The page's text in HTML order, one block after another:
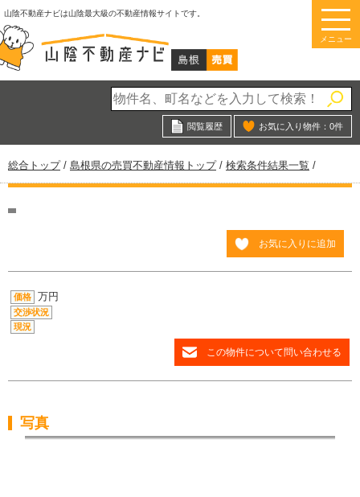
このページの本文へ
山陰不動産ナビは山陰最大級の不動産情報サイトです。
メニュー
閲覧履歴 お気に入り物件： 0件
現
在
位
総合トップ/ 島根県の売買不動産情報トップ/ 検索条件結果一覧 /
お気に入りに追加
価格 万円
交渉状況
現況
この物件について問い合わせる
写真